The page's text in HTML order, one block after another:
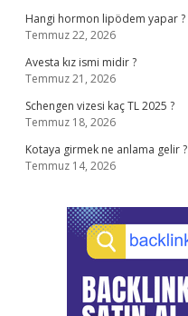
Hangi hormon lipödem yapar ?
Temmuz 22, 2026
Avesta kız ismi midir ?
Temmuz 21, 2026
Schengen vizesi kaç TL 2025 ?
Temmuz 18, 2026
Kotaya girmek ne anlama gelir ?
Temmuz 14, 2026